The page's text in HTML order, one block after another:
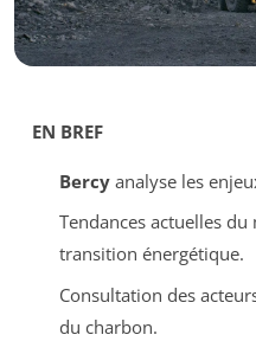
EN BREF
Bercyanalyse les
Tendances actuelles du
transition énergétique.
Consultation des
du charbon.